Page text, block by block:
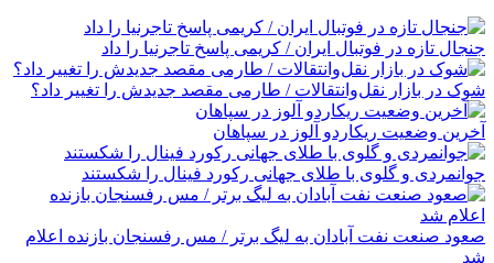
جنجال تازه در فوتبال ایران / کریمی پاسخ تاجرنیا را داد
شوک در بازار نقل‌وانتقالات / طارمی مقصد جدیدش را تغییر داد؟
آخرین وضعیت ریکاردو آلوز در سپاهان
جوانمردی و گلوی با طلای جهانی رکورد فینال را شکستند
صعود صنعت نفت آبادان به لیگ برتر / مس رفسنجان بازنده اعلام
شد